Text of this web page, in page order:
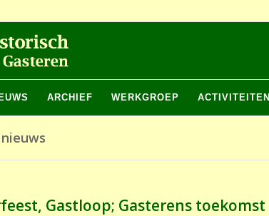
ARCHIEF WERKGROEP ACTIVITEITEN
Gastloop; Gasterens toekomst